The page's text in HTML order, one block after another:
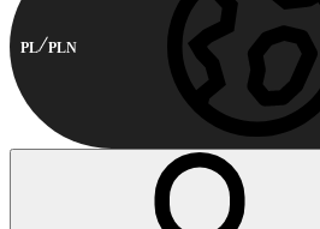
PL PLN